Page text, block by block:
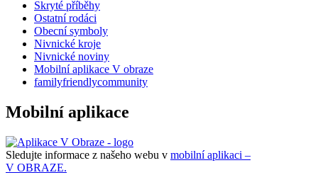
Skryté příběhy
Ostatní rodáci
Obecní symboly
Nivnické kroje
Nivnické noviny
Mobilní aplikace V obraze
familyfriendlycommunity
Mobilní aplikace
Sledujte informace z našeho webu v mobilní aplikaci –
V OBRAZE.